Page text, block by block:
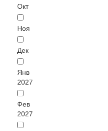
Окт
Ноя
Дек
Янв
2027
Фев
2027